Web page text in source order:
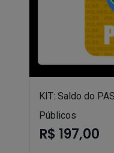
KIT: Saldo do
Públicos
R$ 197,00